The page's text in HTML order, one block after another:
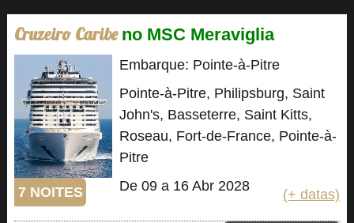
Cruzeiro Caribe no MSC Meraviglia
7 NOITES
Embarque: Pointe-à-Pitre
Pointe-à-Pitre, Philipsburg, Saint
John's, Basseterre, Saint Kitts,
Roseau, Fort-de-France, Pointe-à-
Pitre
De 09 a 16 Abr 2028
(+ datas)